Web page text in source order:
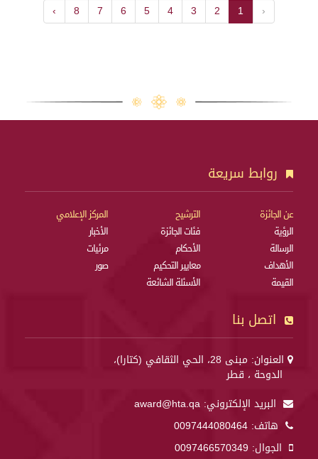
‹
1
2
3
4
5
6
7
8
›
روابط سريعة
عن الجائزة
الرؤية
الرسالة
الأهداف
القيمة
الترشيح
فئات الجائزة
الأحكام
معايير التحكيم
الأسئلة الشائعة
المركز الإعلامي
الأخبار
مرئيات
صور
اتصل بنا
العنوان: مبنى 28، الحي الثقافي (كتارا)،
الدوحة ، قطر
البريد الإلكتروني: award@hta.qa
هاتف: 0097444080464
الجوال: 0097466570349